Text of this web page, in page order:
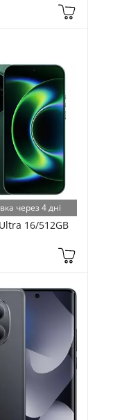
через 4 дні
16/512GB